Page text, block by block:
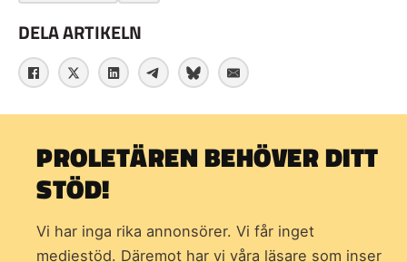
DELA ARTIKELN
PROLETÄREN BEHÖVER DITT
STÖD!
Vi har inga rika annonsörer. Vi får inget
mediestöd. Däremot har vi våra läsare som inser